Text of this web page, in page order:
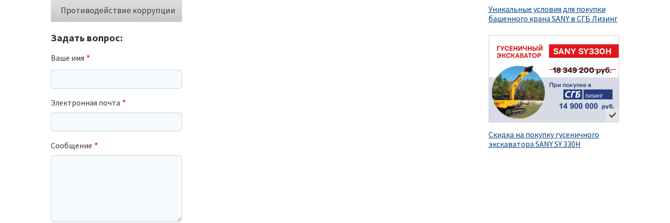
Противодействие коррупции
Задать вопрос:
Ваше имя
Электронная почта
Сообщение
Уникальные условия для покупки
башенного крана SANY в СГБ Лизинг
Скидка на покупку гусеничного
экскаватора SANY SY 330H